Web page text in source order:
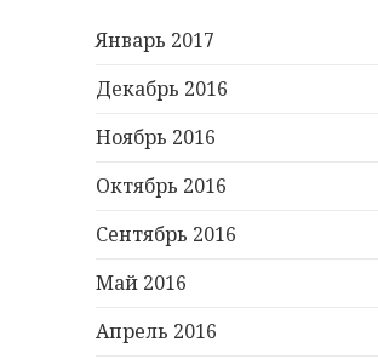
Январь 2017
Декабрь 2016
Ноябрь 2016
Октябрь 2016
Сентябрь 2016
Май 2016
Апрель 2016